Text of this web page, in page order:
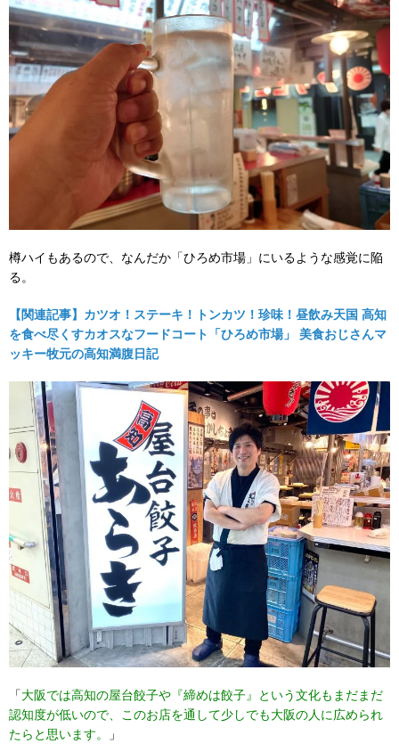
樽ハイもあるので、なんだか「ひろめ市場」にいるような感覚に陥
る。
【関連記事】カツオ！ステーキ！トンカツ！珍味！昼飲み天国 高知
を食べ尽くすカオスなフードコート「ひろめ市場」 美食おじさんマ
ッキー牧元の高知満腹日記
「大阪では高知の屋台餃子や『締めは餃子』という文化もまだまだ
認知度が低いので、このお店を通して少しでも大阪の人に広められ
たらと思います。
」